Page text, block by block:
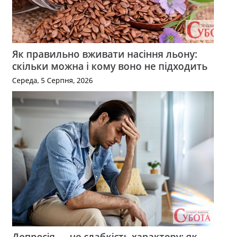
Як правильно вживати насіння льону:
скільки можна і кому воно не підходить
Середа, 5 Серпня, 2026